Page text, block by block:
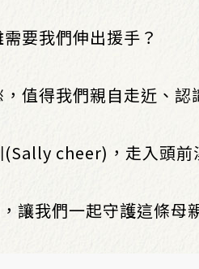
要我們伸出援手？
值得我們親自走近、認
cheer)，走入頭前
讓我們一起守護這條母